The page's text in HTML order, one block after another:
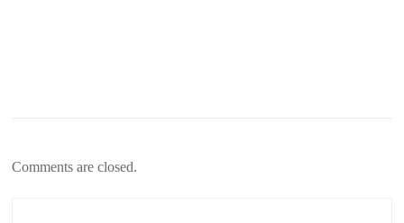
Comments are closed.